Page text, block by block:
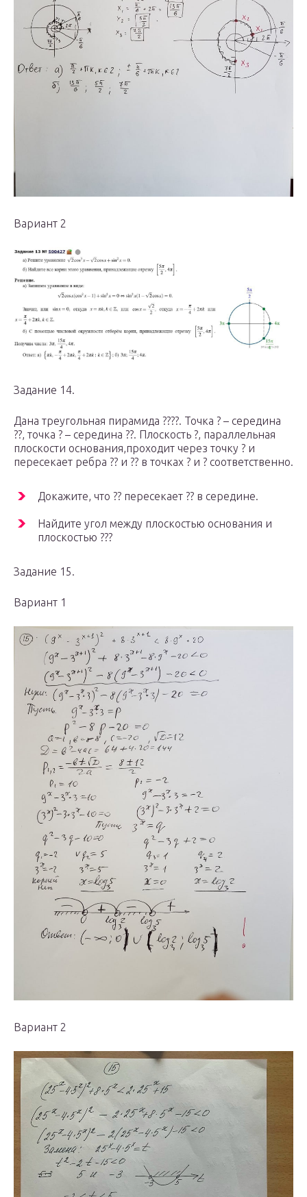
Вариант 2
Задание 14.
Дана треугольная пирамида ????. Точка ? – середина
??, точка ? – середина ??. Плоскость ?, параллельная
плоскости основания,проходит через точку ? и
пересекает ребра ?? и ?? в точках ? и ? соответственно.
Докажите, что ?? пересекает ?? в середине.
Найдите угол между плоскостью основания и
плоскостью ???
Задание 15.
Вариант 1
Вариант 2